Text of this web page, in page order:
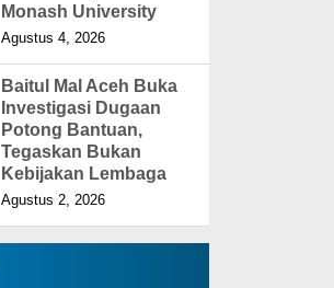
Monash University
Agustus 4, 2026
Baitul Mal Aceh Buka
Investigasi Dugaan
Potong Bantuan,
Tegaskan Bukan
Kebijakan Lembaga
Agustus 2, 2026